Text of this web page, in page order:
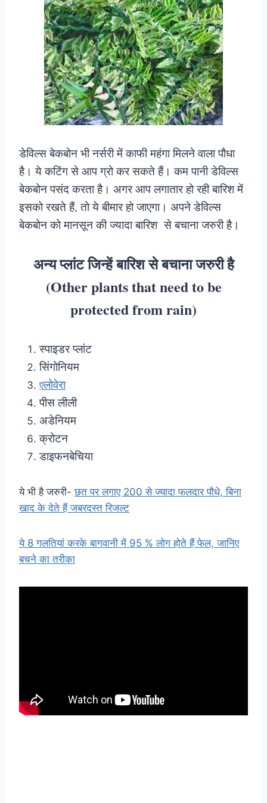
डेविल्स बेकबोन भी नर्सरी में काफी महंगा मिलने वाला पौधा
है। ये कटिंग से आप ग्रो कर सकते हैं। कम पानी डेविल्स
बेकबोन पसंद करता है। अगर आप लगातार हो रही बारिश में
इसको रखते हैं, तो ये बीमार हो जाएगा। अपने डेविल्स
बेकबोन को मानसून की ज्यादा बारिश से बचाना जरुरी है।
अन्य प्लांट जिन्हें बारिश से बचाना जरुरी है
(Other plants that need to be
protected from rain)
स्पाइडर प्लांट
सिंगोनियम
एलोवेरा
पीस लीली
अडेनियम
क्रोटन
डाइफनबेचिया
ये भी है जरुरी-छत पर लगाए 200 से ज्यादा फलदार पौधे, बिना
खाद के देते हैं जबरदस्त रिजल्ट
ये 8 गलतियां करके बागवानी में 95 % लोग होते हैं फेल, जानिए
बचने का तरीका